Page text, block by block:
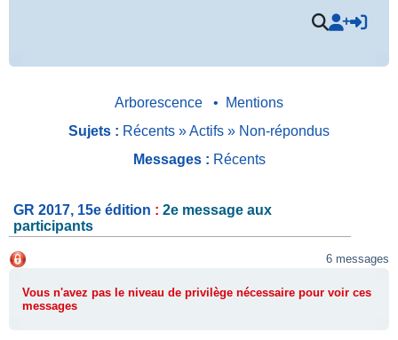
Arborescence •
Mentions
Sujets : Récents »Actifs » Non-répondus
Messages : Récents
GR 2017, 15e édition : 2e message aux
participants
.
6 messages
Vous n'avez pas le niveau de privilège nécessaire pour voir ces
messages